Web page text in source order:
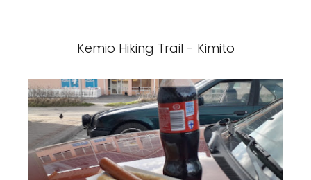
Kemiö Hiking Trail - Kimito